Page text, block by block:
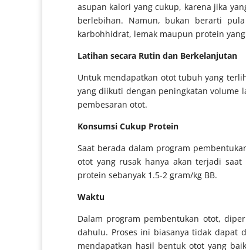
asupan kalori yang cukup, karena jika
berlebihan. Namun, bukan berarti
karbohhidrat, lemak maupun protein
Latihan secara Rutin dan Berkelanjutan
Untuk mendapatkan otot tubuh yang
yang diikuti dengan peningkatan volume
pembesaran otot.
Konsumsi Cukup Protein
Saat berada dalam program
otot yang rusak hanya akan terjadi
protein sebanyak 1.5-2 gram/kg BB.
Waktu
Dalam program pembentukan otot,
dahulu. Proses ini biasanya tidak dapat
mendapatkan hasil bentuk otot yang